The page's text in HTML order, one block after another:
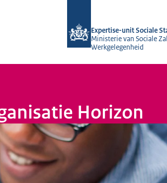
Expertise-unit Sociale
Ministerie van Sociale
Werkgelegenheid
Horizon